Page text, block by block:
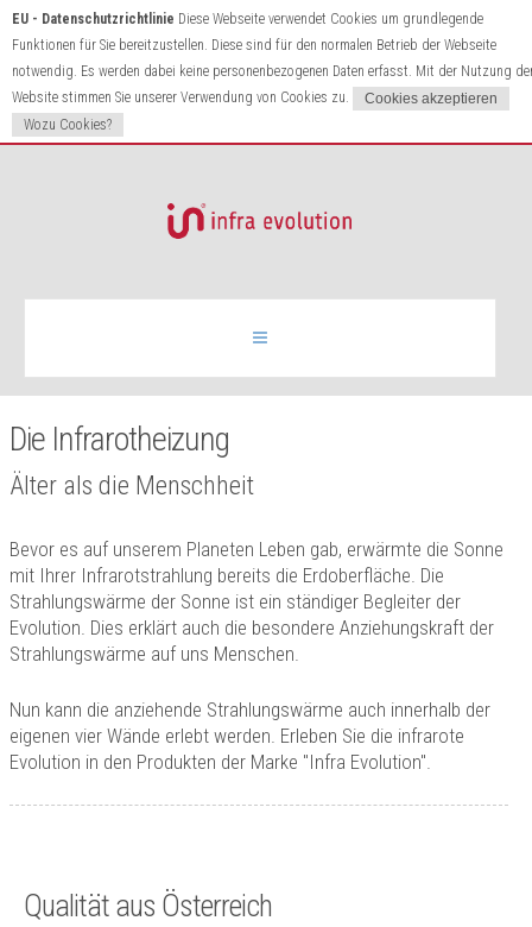
EU - Datenschutzrichtlinie Diese Webseite verwendet Cookies um grundlegende
Funktionen für Sie bereitzustellen. Diese sind für den normalen Betrieb der Webseite
notwendig. Es werden dabei keine personenbezogenen Daten erfasst. Mit der Nutzung
Website stimmen Sie unserer Verwendung von Cookies zu.
Wozu Cookies?
Infrarotheizung
Produkte
Kontakt
Die Infrarotheizung
Älter als die Menschheit
Bevor es auf unserem Planeten Leben gab, erwärmte die Sonne
mit Ihrer Infrarotstrahlung bereits die Erdoberfläche. Die
Strahlungswärme der Sonne ist ein ständiger Begleiter der
Evolution. Dies erklärt auch die besondere Anziehungskraft der
Strahlungswärme auf uns Menschen.
Nun kann die anziehende Strahlungswärme auch innerhalb der
eigenen vier Wände erlebt werden. Erleben Sie die infrarote
Evolution in den Produkten der Marke "Infra Evolution".
Qualität aus Österreich